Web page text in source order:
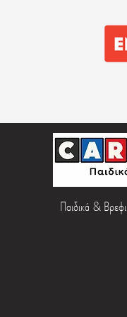
Παιδικά &